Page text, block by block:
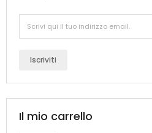
Iscriviti
Il mio carrello